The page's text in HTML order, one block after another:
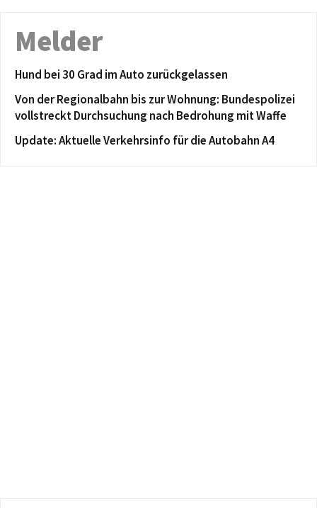
Melder
Hund bei 30 Grad im Auto zurückgelassen
Von der Regionalbahn bis zur Wohnung: Bundespolizei
vollstreckt Durchsuchung nach Bedrohung mit Waffe
Update: Aktuelle Verkehrsinfo für die Autobahn A4